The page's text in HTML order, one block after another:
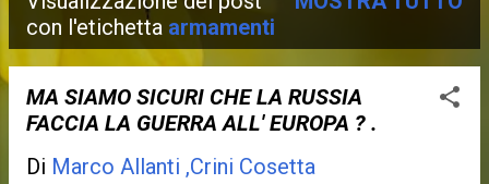
P
o
con l'etichetta armamenti
MA SIAMO SICURI CHE LA RUSSIA
FACCIA LA GUERRA ALL' EUROPA ? .
Di Marco Allanti ,Crini Cosetta